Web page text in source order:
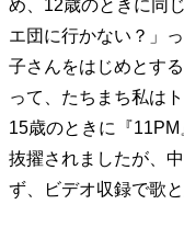
め、12歳のときに同
エ団に行かない？」
子さんをはじめとす
って、たちまち私は
15歳のときに『
抜擢されましたが、
ず、ビデオ収録で歌